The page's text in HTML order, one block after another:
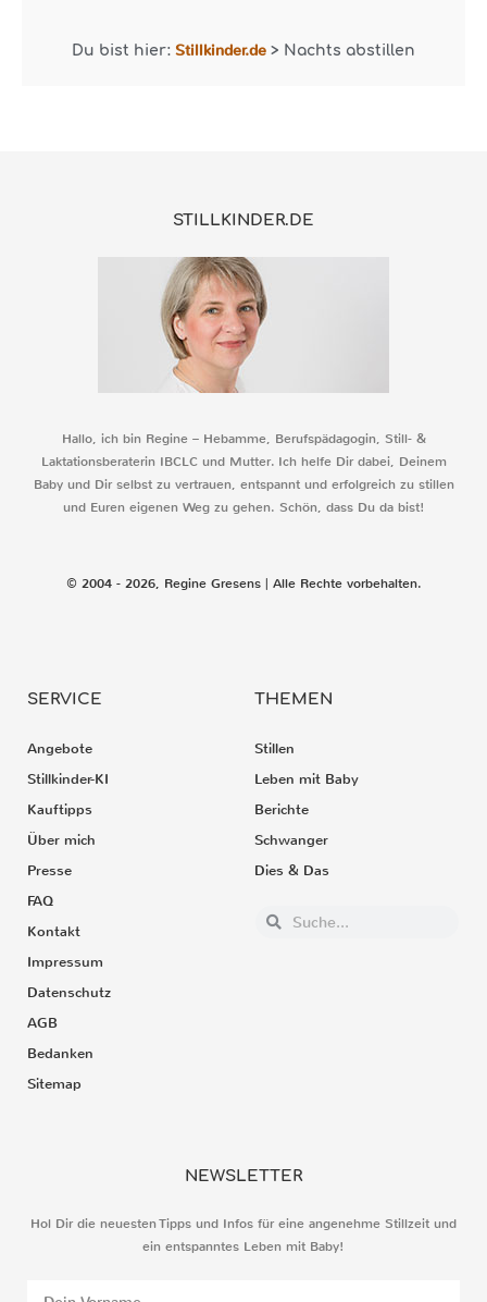
Du bist hier: Stillkinder.de > Nachts abstillen
STILLKINDER.DE
Hallo, ich bin Regine – Hebamme, Berufspädagogin, Still- &
Laktationsberaterin IBCLC und Mutter. Ich helfe Dir dabei, Deinem
Baby und Dir selbst zu vertrauen, entspannt und erfolgreich zu stillen
und Euren eigenen Weg zu gehen. Schön, dass Du da bist!
© 2004 - 2026, Regine Gresens | Alle Rechte vorbehalten.
SERVICE
Angebote
Stillkinder-KI
Kauftipps
Über mich
Presse
FAQ
Kontakt
Impressum
Datenschutz
AGB
Bedanken
Sitemap
THEMEN
Stillen
Leben mit Baby
Berichte
Schwanger
Dies & Das
NEWSLETTER
Hol Dir die neuesten Tipps und Infos für eine angenehme Stillzeit und
ein entspanntes Leben mit Baby!